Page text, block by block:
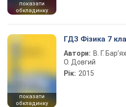
показати
обкладинку
показати
обкладинку
ГДЗ Фізика 7
Автори: В. Г.
О. Довгий
Рік: 2015